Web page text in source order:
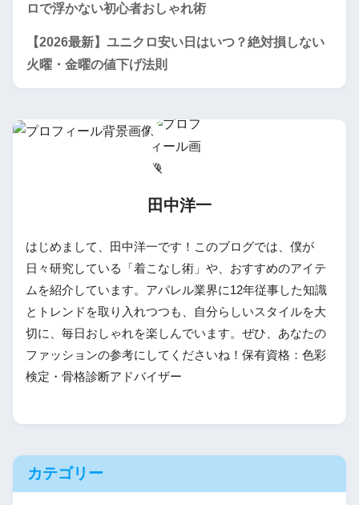
ロで浮かない初心者おしゃれ術
【2026最新】ユニクロ安い日はいつ？絶対損しない
火曜・金曜の値下げ法則
田中洋一
はじめまして、田中洋一です！このブログでは、僕が
日々研究している「着こなし術」や、おすすめのアイテ
ムを紹介しています。アパレル業界に12年従事した知識
とトレンドを取り入れつつも、自分らしいスタイルを大
切に、毎日おしゃれを楽しんでいます。ぜひ、あなたの
ファッションの参考にしてくださいね！保有資格：色彩
検定・骨格診断アドバイザー
カテゴリー